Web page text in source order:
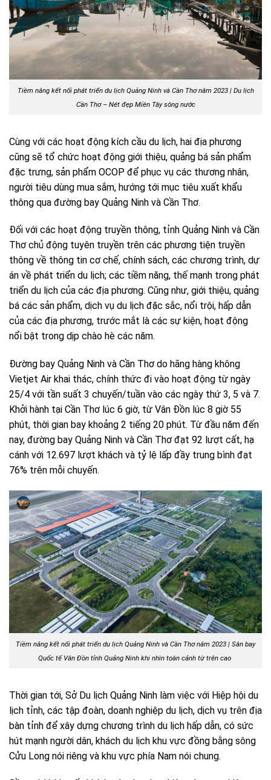
Tiềm năng kết nối phát triển du lịch Quảng Ninh và Cần Thơ năm 2023 | Du lịch
Cần Thơ – Nét đẹp Miền Tây sông nước
Cùng với các hoạt động kích cầu du lịch, hai địa phương
cũng sẽ tổ chức hoạt động giới thiệu, quảng bá sản phẩm
đặc trưng, sản phẩm OCOP để phục vụ các thương nhân,
người tiêu dùng mua sắm, hướng tới mục tiêu xuất khẩu
thông qua đường bay Quảng Ninh và Cần Thơ.
Đối với các hoạt động truyền thông, tỉnh Quảng Ninh và Cần
Thơ chủ động tuyên truyền trên các phương tiện truyền
thông về thông tin cơ chế, chính sách, các chương trình, dự
án về phát triển du lịch; các tiềm năng, thế mạnh trong phát
triển du lịch của các địa phương. Cũng như, giới thiệu, quảng
bá các sản phẩm, dịch vụ du lịch đặc sắc, nổi trội, hấp dẫn
của các địa phương, trước mắt là các sự kiện, hoạt động
nổi bật trong dịp chào hè các năm.
Đường bay Quảng Ninh và Cần Thơ do hãng hàng không
Vietjet Air khai thác, chính thức đi vào hoạt động từ ngày
25/4 với tần suất 3 chuyến/tuần vào các ngày thứ 3, 5 và 7.
Khởi hành tại Cần Thơ lúc 6 giờ, từ Vân Đồn lúc 8 giờ 55
phút, thời gian bay khoảng 2 tiếng 20 phút. Từ đầu năm đến
nay, đường bay Quảng Ninh và Cần Thơ đạt 92 lượt cất, hạ
cánh với 12.697 lượt khách và tỷ lệ lấp đầy trung bình đạt
76% trên mỗi chuyến.
Tiềm năng kết nối phát triển du lịch Quảng Ninh và Cần Thơ năm 2023 | Sân bay
Quốc tế Vân Đồn tỉnh Quảng Ninh khi nhìn toàn cảnh từ trên cao
Thời gian tới, Sở Du lịch Quảng Ninh làm việc với Hiệp hội du
lịch tỉnh, các tập đoàn, doanh nghiệp du lịch, dịch vụ trên địa
bàn tỉnh để xây dựng chương trình du lịch hấp dẫn, có sức
hút mạnh người dân, khách du lịch khu vực đồng bằng sông
Cửu Long nói riêng và khu vực phía Nam nói chung.